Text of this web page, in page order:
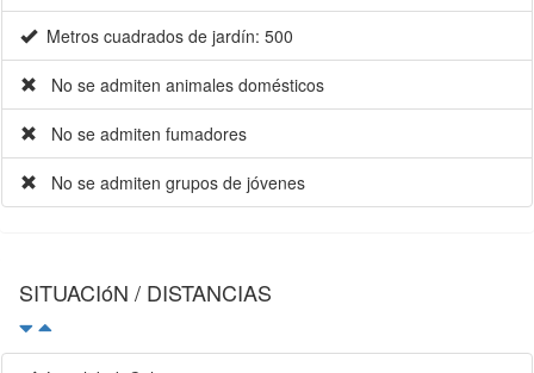
Metros cuadrados de jardín: 500
No se admiten animales domésticos
No se admiten fumadores
No se admiten grupos de jóvenes
SITUACIóN / DISTANCIAS